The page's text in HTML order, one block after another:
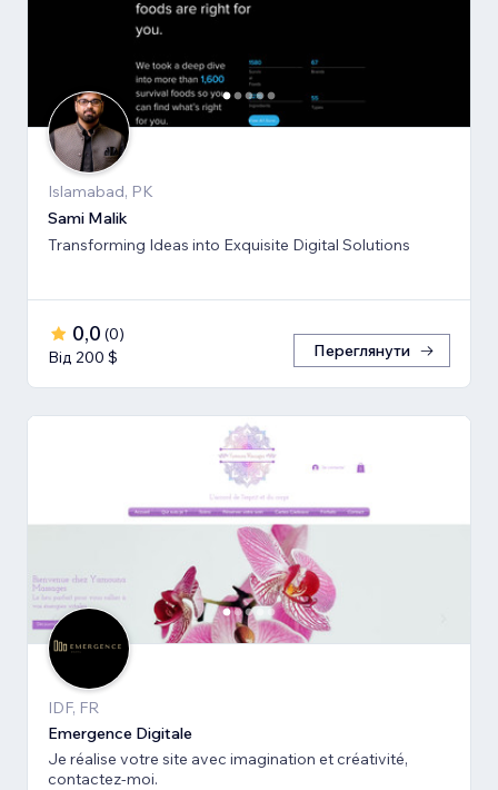
Islamabad, PK
Sami Malik
Transforming Ideas into Exquisite Digital Solutions
0,0 (0)
Від 200 $
Переглянути
IDF, FR
Emergence Digitale
Je réalise votre site avec imagination et créativité,
contactez-moi.